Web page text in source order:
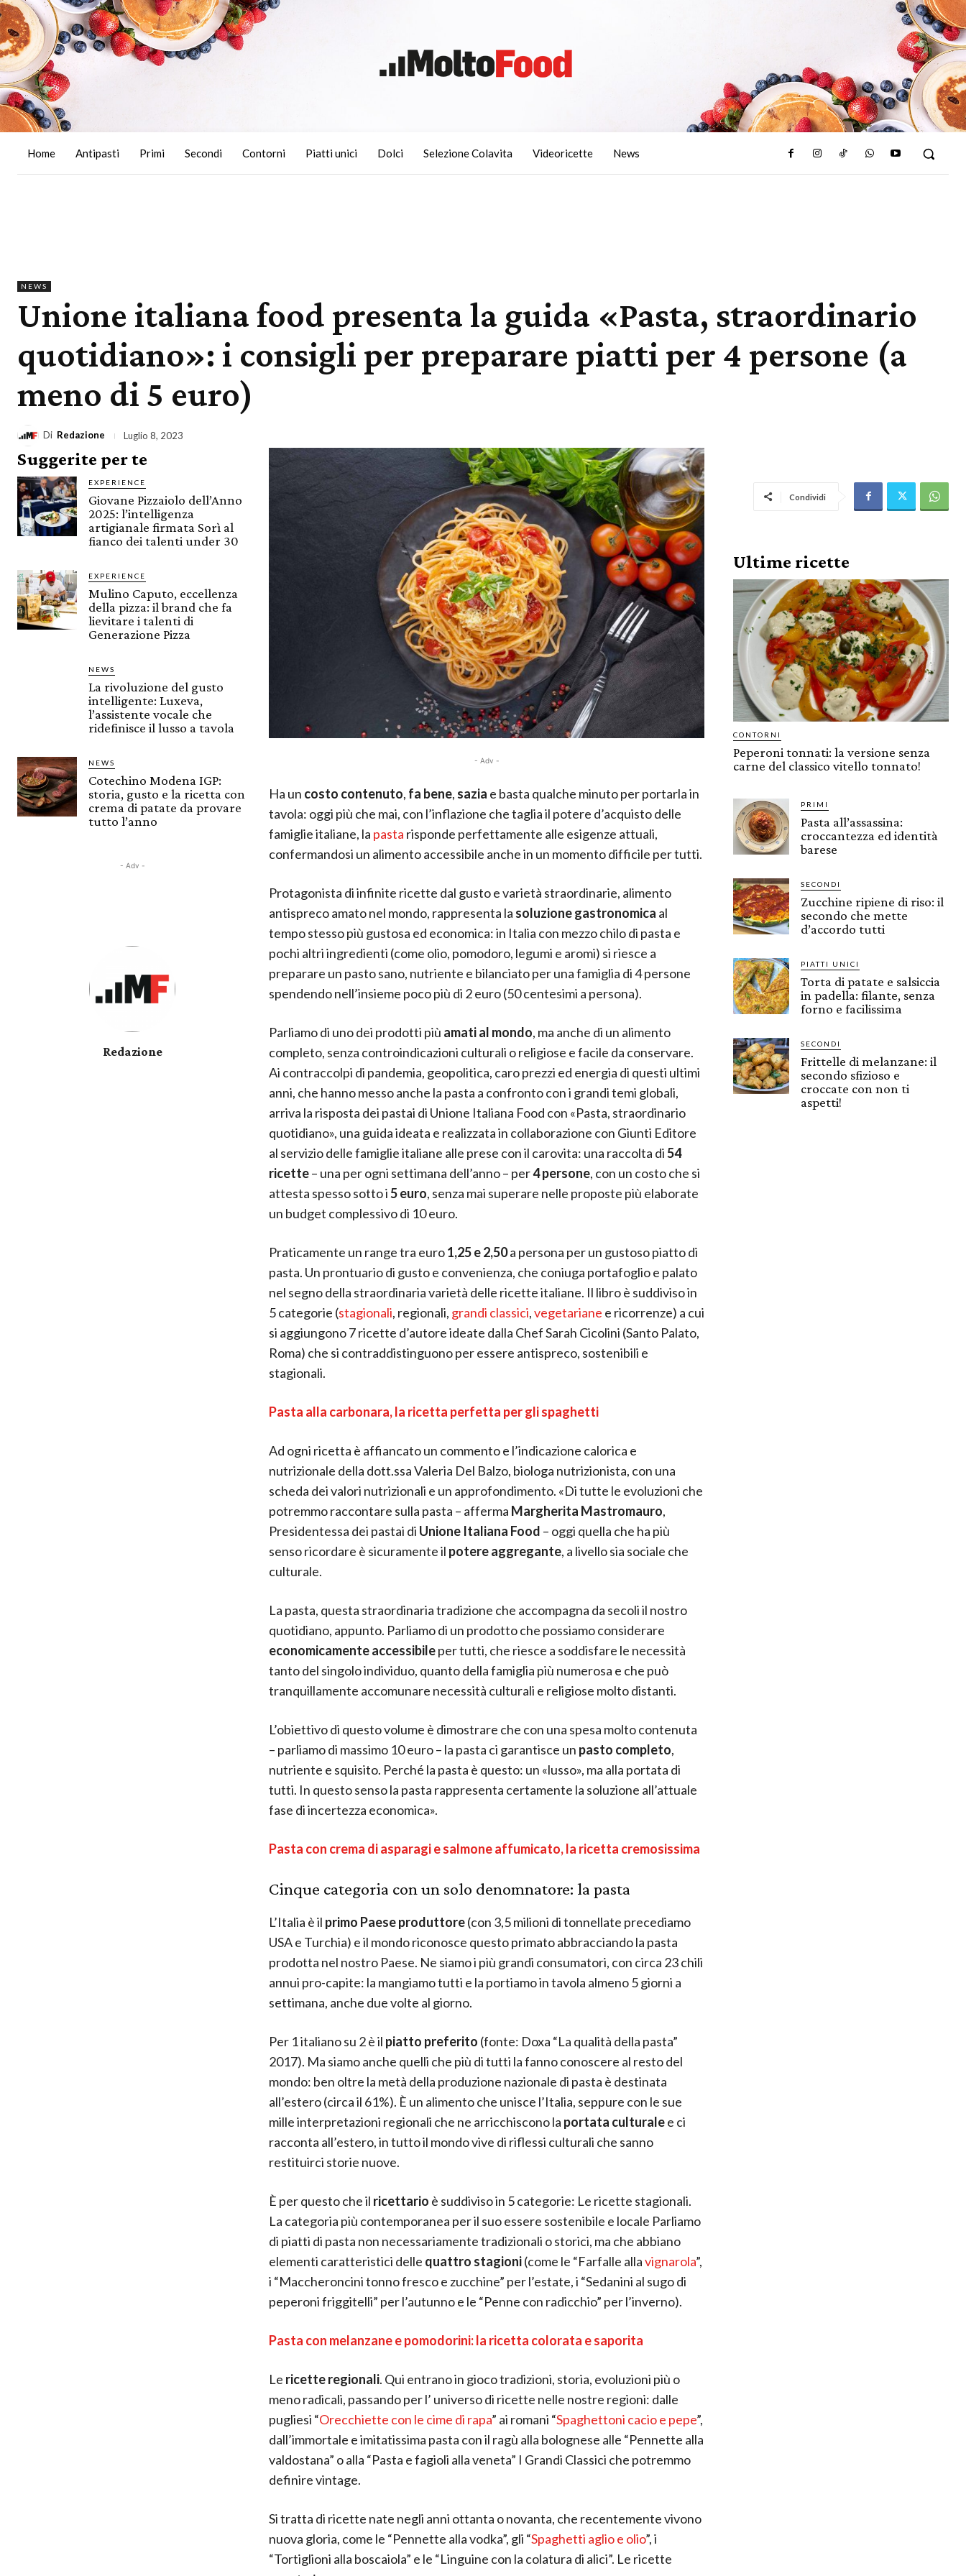
Home Antipasti Primi Secondi Contorni Piatti unici Dolci Selezione Colavita Videoricette News
NEWS
Unione italiana food presenta la guida «Pasta, straordinario
quotidiano»: i consigli per preparare piatti per 4 persone (a
meno di 5 euro)
Di Redazione Luglio 8, 2023
Suggerite per te
EXPERIENCE
Giovane Pizzaiolo dell’Anno
2025: l’intelligenza
artigianale firmata Sorì al
fianco dei talenti under 30
EXPERIENCE
Mulino Caputo, eccellenza
della pizza: il brand che fa
lievitare i talenti di
Generazione Pizza
NEWS
La rivoluzione del gusto
intelligente: Luxeva,
l’assistente vocale che
ridefinisce il lusso a tavola
NEWS
Cotechino Modena IGP:
storia, gusto e la ricetta con
crema di patate da provare
tutto l’anno
- Adv -
Redazione
- Adv -
Ha un costo contenuto, fa bene, sazia e basta qualche minuto per portarla in
tavola: oggi più che mai, con l’inflazione che taglia il potere d’acquisto delle
famiglie italiane, la pasta risponde perfettamente alle esigenze attuali,
confermandosi un alimento accessibile anche in un momento difficile per tutti.
Protagonista di infinite ricette dal gusto e varietà straordinarie, alimento
antispreco amato nel mondo, rappresenta la soluzione gastronomica al
tempo stesso più gustosa ed economica: in Italia con mezzo chilo di pasta e
pochi altri ingredienti (come olio, pomodoro, legumi e aromi) si riesce a
preparare un pasto sano, nutriente e bilanciato per una famiglia di 4 persone
spendendo nell’insieme poco più di 2 euro (50 centesimi a persona).
Parliamo di uno dei prodotti più amati al mondo, ma anche di un alimento
completo, senza controindicazioni culturali o religiose e facile da conservare.
Ai contraccolpi di pandemia, geopolitica, caro prezzi ed energia di questi ultimi
anni, che hanno messo anche la pasta a confronto con i grandi temi globali,
arriva la risposta dei pastai di Unione Italiana Food con «Pasta, straordinario
quotidiano», una guida ideata e realizzata in collaborazione con Giunti Editore
al servizio delle famiglie italiane alle prese con il carovita: una raccolta di54
ricette– una per ogni settimana dell’anno – per4 persone, con un costo che si
attesta spesso sotto i5 euro, senza mai superare nelle proposte più elaborate
un budget complessivo di 10 euro.
Praticamente un range tra euro1,25 e 2,50a persona per un gustoso piatto di
pasta. Un prontuario di gusto e convenienza, che coniuga portafoglio e palato
nel segno della straordinaria varietà delle ricette italiane. Il libro è suddiviso in
5 categorie (stagionali, regionali, grandi classici,vegetariane e ricorrenze) a cui
si aggiungono 7 ricette d’autore ideate dalla Chef Sarah Cicolini (Santo Palato,
Roma) che si contraddistinguono per essere antispreco, sostenibili e
stagionali.
Pasta alla carbonara, la ricetta perfetta per gli spaghetti
Ad ogni ricetta è affiancato un commento e l’indicazione calorica e
nutrizionale della dott.ssa Valeria Del Balzo, biologa nutrizionista, con una
scheda dei valori nutrizionali e un approfondimento. «Di tutte le evoluzioni che
potremmo raccontare sulla pasta – afferma Margherita Mastromauro,
Presidentessa dei pastai di Unione Italiana Food – oggi quella che ha più
senso ricordare è sicuramente il potere aggregante, a livello sia sociale che
culturale.
La pasta, questa straordinaria tradizione che accompagna da secoli il nostro
quotidiano, appunto. Parliamo di un prodotto che possiamo considerare
economicamente accessibileper tutti, che riesce a soddisfare le necessità
tanto del singolo individuo, quanto della famiglia più numerosa e che può
tranquillamente accomunare necessità culturali e religiose molto distanti.
L’obiettivo di questo volume è dimostrare che con una spesa molto contenuta
– parliamo di massimo 10 euro – la pasta ci garantisce un pasto completo,
nutriente e squisito. Perché la pasta è questo: un «lusso», ma alla portata di
tutti. In questo senso la pasta rappresenta certamente la soluzione all’attuale
fase di incertezza economica».
Pasta con crema di asparagi e salmone affumicato, la ricetta cremosissima
Cinque categoria con un solo denomnatore: la pasta
L’Italia è il primo Paese produttore(con 3,5 milioni di tonnellate precediamo
USA e Turchia) e il mondo riconosce questo primato abbracciando la pasta
prodotta nel nostro Paese. Ne siamo i più grandi consumatori, con circa 23 chili
annui pro-capite: la mangiamo tutti e la portiamo in tavola almeno 5 giorni a
settimana, anche due volte al giorno.
Per 1 italiano su 2 è il piatto preferito (fonte: Doxa “La qualità della pasta”
2017). Ma siamo anche quelli che più di tutti la fanno conoscere al resto del
mondo: ben oltre la metà della produzione nazionale di pasta è destinata
all’estero (circa il 61%). È un alimento che unisce l’Italia, seppure con le sue
mille interpretazioni regionali che ne arricchiscono la portata culturalee ci
racconta all’estero, in tutto il mondo vive di riflessi culturali che sanno
restituirci storie nuove.
È per questo che il ricettario è suddiviso in 5 categorie: Le ricette stagionali.
La categoria più contemporanea per il suo essere sostenibile e locale Parliamo
di piatti di pasta non necessariamente tradizionali o storici, ma che abbiano
elementi caratteristici delle quattro stagioni(come le “Farfalle allavignarola”,
i “Maccheroncini tonno fresco e zucchine” per l’estate, i “Sedanini al sugo di
peperoni friggitelli” per l’autunno e le “Penne con radicchio” per l’inverno).
Pasta con melanzane e pomodorini: la ricetta colorata e saporita
Le ricette regionali. Qui entrano in gioco tradizioni, storia, evoluzioni più o
meno radicali, passando per l’ universo di ricette nelle nostre regioni: dalle
pugliesi “Orecchiette con le cime di rapa” ai romani “Spaghettoni cacio e pepe”,
dall’immortale e imitatissima pasta con il ragù alla bolognese alle “Pennette alla
valdostana” o alla “Pasta e fagioli alla veneta” I Grandi Classici che potremmo
definire vintage.
Si tratta di ricette nate negli anni ottanta o novanta, che recentemente vivono
nuova gloria, come le “Pennette alla vodka”, gli “Spaghetti aglio e olio”, i
“Tortiglioni alla boscaiola” e le “Linguine con la colatura di alici”. Le ricette
Condividi
Ultime ricette
CONTORNI
Peperoni tonnati: la versione senza
carne del classico vitello tonnato!
PRIMI
Pasta all’assassina:
croccantezza ed identità
barese
SECONDI
Zucchine ripiene di riso: il
secondo che mette
d’accordo tutti
PIATTI UNICI
Torta di patate e salsiccia
in padella: filante, senza
forno e facilissima
SECONDI
Frittelle di melanzane: il
secondo sfizioso e
croccate con non ti
aspetti!